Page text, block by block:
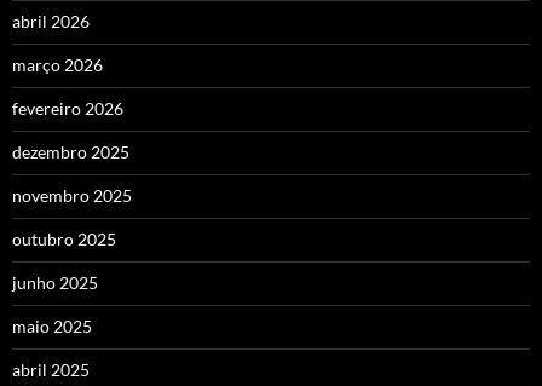
abril 2026
março 2026
fevereiro 2026
dezembro 2025
novembro 2025
outubro 2025
junho 2025
maio 2025
abril 2025